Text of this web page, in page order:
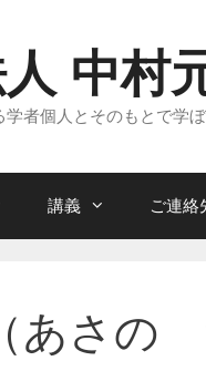
中村
学者個人とそのもとで学
講義 ご連絡
さの